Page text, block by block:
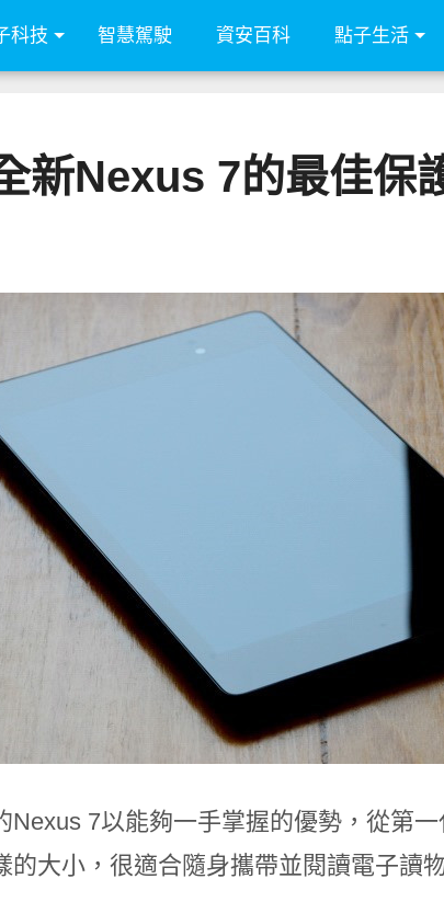
科技 智慧駕駛 資安百科 點子生活
新Nexus 7的最佳保
Nexus 7以能夠一手掌握的優勢，從第
的大小，很適合隨身攜帶並閱讀電子讀